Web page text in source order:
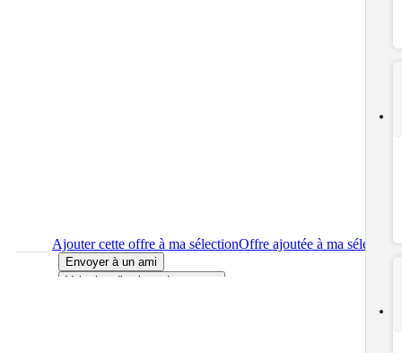
Ajouter cette offre à ma sélectionOffre ajoutée à ma sélection
Envoyer à un ami
Voir plus d'options de partage